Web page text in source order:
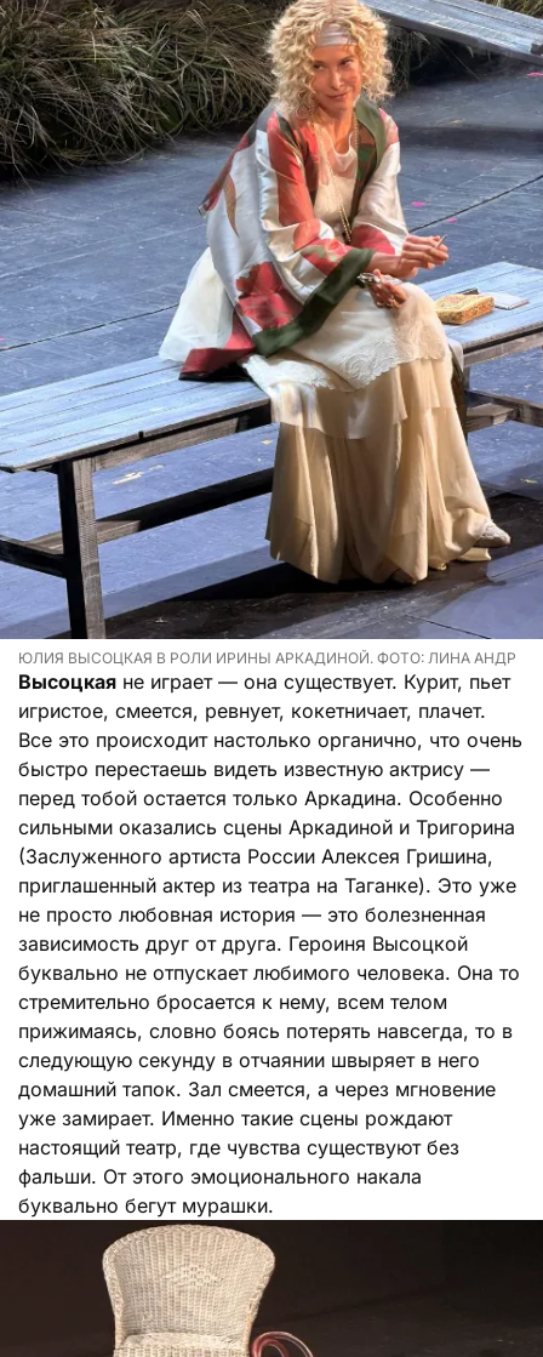
ЮЛИЯ ВЫСОЦКАЯ В РОЛИ ИРИНЫ АРКАДИНОЙ. ФОТО: ЛИНА АНДР
Высоцкая не играет — она существует. Курит, пьет
игристое, смеется, ревнует, кокетничает, плачет.
Все это происходит настолько органично, что очень
быстро перестаешь видеть известную актрису —
перед тобой остается только Аркадина. Особенно
сильными оказались сцены Аркадиной и Тригорина
(Заслуженного артиста России Алексея Гришина,
приглашенный актер из театра на Таганке). Это уже
не просто любовная история — это болезненная
зависимость друг от друга. Героиня Высоцкой
буквально не отпускает любимого человека. Она то
стремительно бросается к нему, всем телом
прижимаясь, словно боясь потерять навсегда, то в
следующую секунду в отчаянии швыряет в него
домашний тапок. Зал смеется, а через мгновение
уже замирает. Именно такие сцены рождают
настоящий театр, где чувства существуют без
фальши. От этого эмоционального накала
буквально бегут мурашки.